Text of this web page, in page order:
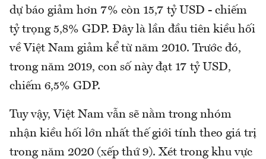
dự báo giảm hơn 7% còn 15,7 tỷ USD - chiếm
tỷ trọng 5,8% GDP. Đây là lần đầu tiên kiều hối
về Việt Nam giảm kể từ năm 2010. Trước đó,
trong năm 2019, con số này đạt 17 tỷ USD,
chiếm 6,5% GDP.
Tuy vậy, Việt Nam vẫn sẽ nằm trong nhóm
nhận kiều hối lớn nhất thế giới tính theo giá trị
trong năm 2020 (xếp thứ 9). Xét trong khu vực